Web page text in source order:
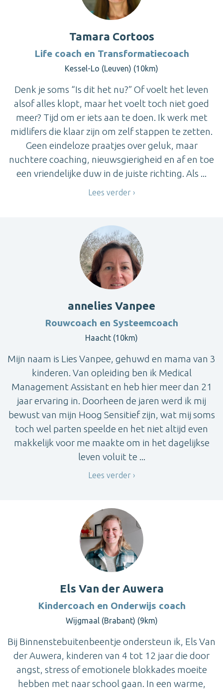
Tamara Cortoos
Life coach en Transformatiecoach
Kessel-Lo (Leuven) (10km)
Denk je soms “Is dit het nu?” Of voelt het leven
alsof alles klopt, maar het voelt toch niet goed
meer? Tijd om er iets aan te doen. Ik werk met
midlifers die klaar zijn om zelf stappen te zetten.
Geen eindeloze praatjes over geluk, maar
nuchtere coaching, nieuwsgierigheid en af en toe
een vriendelijke duw in de juiste richting. Als ...
Lees verder
annelies Vanpee
Rouwcoach en Systeemcoach
Haacht (10km)
Mijn naam is Lies Vanpee, gehuwd en mama van 3
kinderen. Van opleiding ben ik Medical
Management Assistant en heb hier meer dan 21
jaar ervaring in. Doorheen de jaren werd ik mij
bewust van mijn Hoog Sensitief zijn, wat mij soms
toch wel parten speelde en het niet altijd even
makkelijk voor me maakte om in het dagelijkse
leven voluit te ...
Lees verder
Els Van der Auwera
Kindercoach en Onderwijs coach
Wijgmaal (Brabant) (9km)
Bij Binnenstebuitenbeentje ondersteun ik, Els Van
der Auwera, kinderen van 4 tot 12 jaar die door
angst, stress of emotionele blokkades moeite
hebben met naar school gaan. In een warme,